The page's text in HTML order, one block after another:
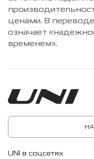
ценами. В
означает
временем».
UNI в соцсетях